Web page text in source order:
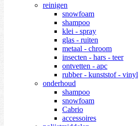
reinigen
snowfoam
shampoo
klei - spray
glas - ruiten
metaal - chroom
insecten - hars - teer
ontvetten - apc
rubber - kunststof - vinyl
onderhoud
shampoo
snowfoam
Cabrio
accessoires